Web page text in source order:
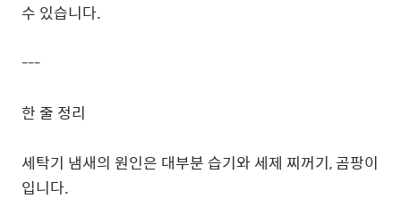
수 있습니다.
---
한 줄 정리
세탁기 냄새의 원인은 대부분 습기와 세제 찌꺼기, 곰팡이
입니다.